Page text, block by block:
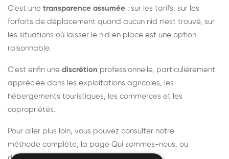
C'est une transparence assumée : sur les tarifs, sur les
forfaits de déplacement quand aucun nid n'est trouvé, sur
les situations où laisser le nid en place est une option
raisonnable.
C'est enfin une discrétion professionnelle, particulièrement
appréciée dans les exploitations agricoles, les
hébergements touristiques, les commerces et les
copropriétés.
Pour aller plus loin, vous pouvez consulter notre
méthode complète, la page Qui sommes-nous, ou